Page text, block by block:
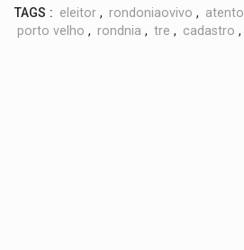
TAGS : eleitor , rondoniaovivo , atento
porto velho , rondnia , tre , cadastro ,